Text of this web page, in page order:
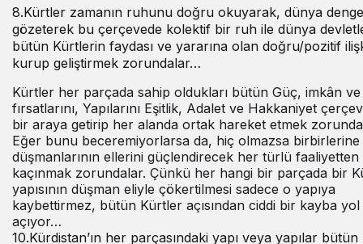
8.Kürtler zamanın ruhunu doğru okuyarak, dünya
gözeterek bu çerçevede kolektif bir ruh ile dünya
bütün Kürtlerin faydası ve yararına olan doğru/pozitif
kurup geliştirmek zorundalar…
Kürtler her parçada sahip oldukları bütün Güç, imkân ve
fırsatlarını, Yapılarını Eşitlik, Adalet ve Hakkaniyet
bir araya getirip her alanda ortak hareket etmek
Eğer bunu beceremiyorlarsa da, hiç olmazsa birbirlerine
düşmanlarının ellerini güçlendirecek her türlü faaliyetten
kaçınmak zorundalar. Çünkü her hangi bir parçada bir
yapısının düşman eliyle çökertilmesi sadece o yapıya
kaybettirmez, bütün Kürtler açısından ciddi bir kayba yol
açıyor…
10.Kürdistan’ın her parçasındaki yapı veya yapılar bütün